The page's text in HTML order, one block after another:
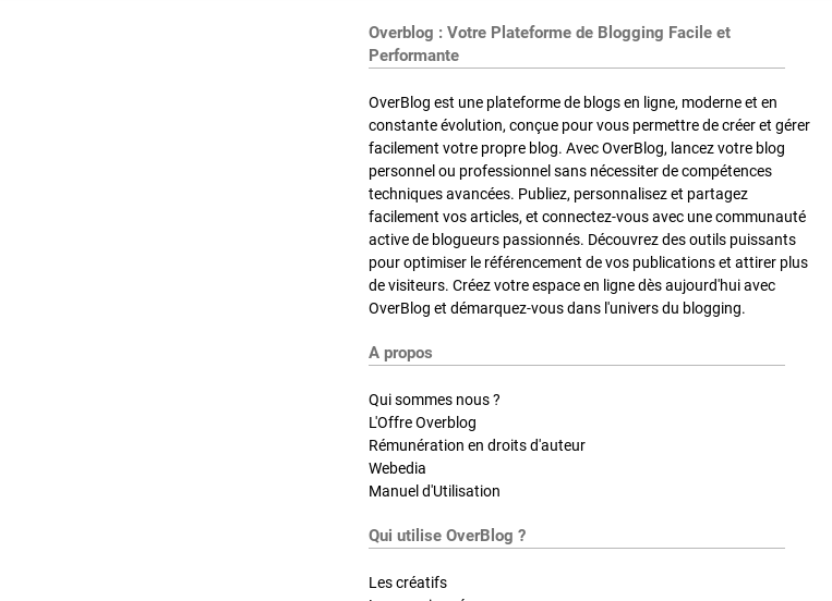
Overblog : Votre Plateforme de Blogging Facile et
Performante
OverBlog est une plateforme de blogs en ligne, moderne et en
constante évolution, conçue pour vous permettre de créer et gérer
facilement votre propre blog. Avec OverBlog, lancez votre blog
personnel ou professionnel sans nécessiter de compétences
techniques avancées. Publiez, personnalisez et partagez
facilement vos articles, et connectez-vous avec une communauté
active de blogueurs passionnés. Découvrez des outils puissants
pour optimiser le référencement de vos publications et attirer plus
de visiteurs. Créez votre espace en ligne dès aujourd'hui avec
OverBlog et démarquez-vous dans l'univers du blogging.
A propos
Qui sommes nous ?
L'Offre Overblog
Rémunération en droits d'auteur
Webedia
Manuel d'Utilisation
Qui utilise OverBlog ?
Les créatifs